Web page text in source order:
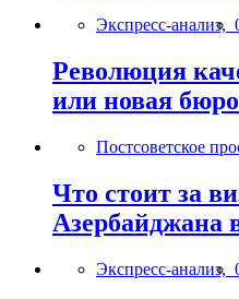
Экспресс-анализ,
Революция
или новая
Постсоветское
Что стоит за
Азербайджана
Экспресс-анализ,